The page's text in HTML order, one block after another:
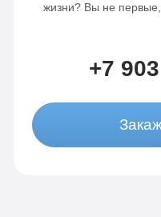
жизни? Вы не первые,
+7